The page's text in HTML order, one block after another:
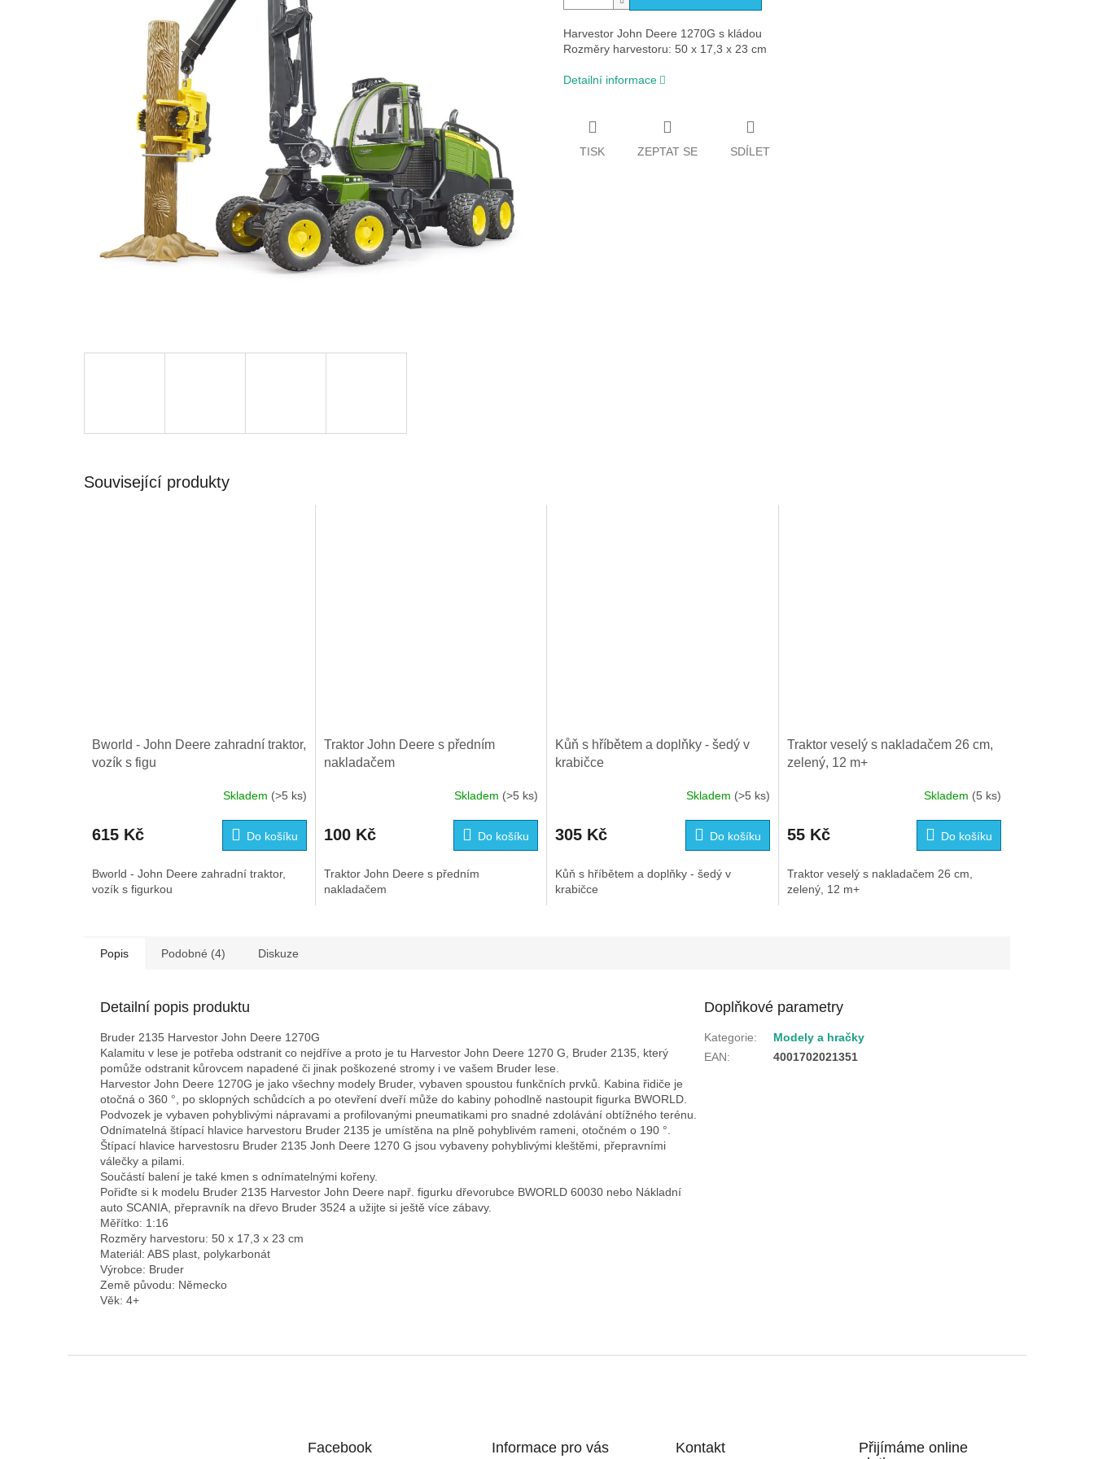
Harvestor John Deere 1270G s kládou
Rozměry harvestoru: 50 x 17,3 x 23 cm
Detailní informace
TISK ZEPTAT SE SDÍLET
Související produkty
Bworld - John Deere zahradní traktor,
vozík s figu
Skladem (>5 ks)
615 Kč Do košíku
Bworld - John Deere zahradní traktor,
vozík s figurkou
Traktor John Deere s předním
nakladačem
Skladem (>5 ks)
100 Kč Do košíku
Traktor John Deere s předním
nakladačem
Kůň s hříbětem a doplňky - šedý v
krabičce
Skladem (>5 ks)
305 Kč Do košíku
Kůň s hříbětem a doplňky - šedý v
krabičce
Traktor veselý s nakladačem 26 cm,
zelený, 12 m+
Skladem (5 ks)
55 Kč Do košíku
Traktor veselý s nakladačem 26 cm,
zelený, 12 m+
Popis Podobné (4) Diskuze
Detailní popis produktu
Bruder 2135 Harvestor John Deere 1270G
Kalamitu v lese je potřeba odstranit co nejdříve a proto je tu Harvestor John Deere 1270 G, Bruder 2135, který
pomůže odstranit kůrovcem napadené či jinak poškozené stromy i ve vašem Bruder lese.
Harvestor John Deere 1270G je jako všechny modely Bruder, vybaven spoustou funkčních prvků. Kabina řidiče je
otočná o 360 °, po sklopných schůdcích a po otevření dveří může do kabiny pohodlně nastoupit figurka BWORLD.
Podvozek je vybaven pohyblivými nápravami a profilovanými pneumatikami pro snadné zdolávání obtížného terénu.
Odnímatelná štípací hlavice harvestoru Bruder 2135 je umístěna na plně pohyblivém rameni, otočném o 190 °.
Štípací hlavice harvestosru Bruder 2135 Jonh Deere 1270 G jsou vybaveny pohyblivými kleštěmi, přepravními
válečky a pilami.
Součástí balení je také kmen s odnímatelnými kořeny.
Pořiďte si k modelu Bruder 2135 Harvestor John Deere např. figurku dřevorubce BWORLD 60030 nebo Nákladní
auto SCANIA, přepravník na dřevo Bruder 3524 a užijte si ještě více zábavy.
Měřítko: 1:16
Rozměry harvestoru: 50 x 17,3 x 23 cm
Materiál: ABS plast, polykarbonát
Výrobce: Bruder
Země původu: Německo
Věk: 4+
Doplňkové parametry
Kategorie:
Modely a hračky
EAN: 4001702021351
Facebook Informace pro vás Kontakt
Přijímáme online